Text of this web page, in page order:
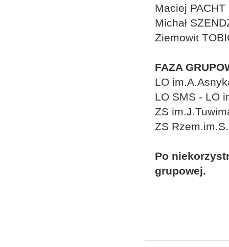
Maciej PACHT
Michał
Ziemowit
FAZA
LO
LO SMS - LO
ZS
ZS
Po
grupowej.